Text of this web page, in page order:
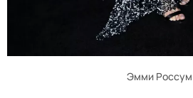
Эмми Россум